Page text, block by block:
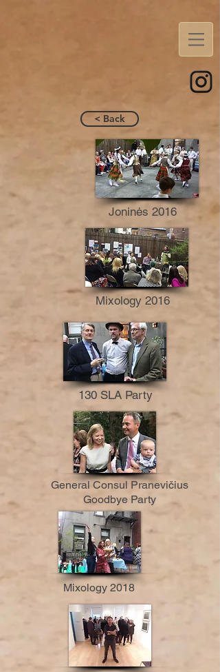
< Back
Joninės 2016
Mixology 2016
130 SLA Party
General Consul Pranevičius
Goodbye Party
Mixology 2018